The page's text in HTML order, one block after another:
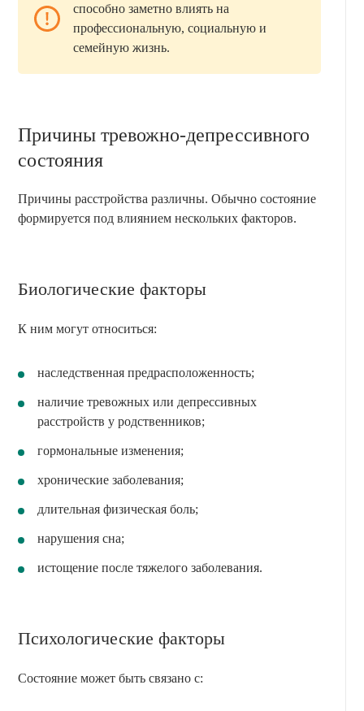
способно заметно влиять на
профессиональную, социальную и
семейную жизнь.
Причины тревожно-депрессивного
состояния
Причины расстройства различны. Обычно состояние
формируется под влиянием нескольких факторов.
Биологические факторы
К ним могут относиться:
наследственная предрасположенность;
наличие тревожных или депрессивных
расстройств у родственников;
гормональные изменения;
хронические заболевания;
длительная физическая боль;
нарушения сна;
истощение после тяжелого заболевания.
Психологические факторы
Состояние может быть связано с: